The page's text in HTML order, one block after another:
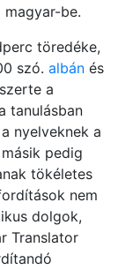
be.
töredéke,
szó. albánés
a
tanulásban
nyelveknek a
pedig
tökéletes
nem
dolgok,
Translator